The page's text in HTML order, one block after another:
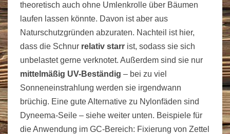
theoretisch auch ohne Umlenkrolle über Bäumen
laufen lassen könnte. Davon ist aber aus
Naturschutzgründen abzuraten. Nachteil ist hier,
dass die Schnur relativ starr ist, sodass sie sich
unbelastet gerne verknotet. Außerdem sind sie nur
mittelmäßig UV-Beständig – bei zu viel
Sonneneinstrahlung werden sie irgendwann
brüchig. Eine gute Alternative zu Nylonfäden sind
Dyneema-Seile – siehe weiter unten. Beispiele für
die Anwendung im GC-Bereich: Fixierung von Zettel